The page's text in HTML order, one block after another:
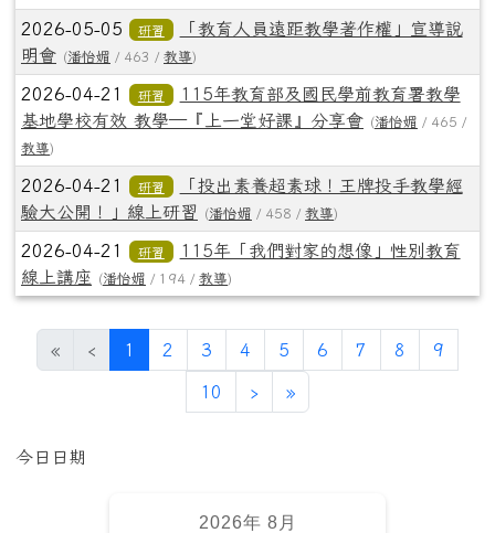
2026-05-05 研習
「教育人員遠距教學著作權」宣導說
明會 (潘怡媚 / 463 / 教導)
2026-04-21 研習
115年教育部及國民學前教育署教學
基地學校有效 教學—『上一堂好課』分享會 (潘怡媚 / 465 /
教導)
2026-04-21 研習
「投出素養超素球！王牌投手教學經
驗大公開！」線上研習
(潘怡媚 / 458 / 教導)
2026-04-21 研習
115年「我們對家的想像」性別教育
線上講座
(潘怡媚 / 194 / 教導)
« ‹ 1 (目前頁次)
2 3 4 5 6 7 8 9
10 ›下一頁
»最後頁
左邊區域內容
今日日期
2026年 8月